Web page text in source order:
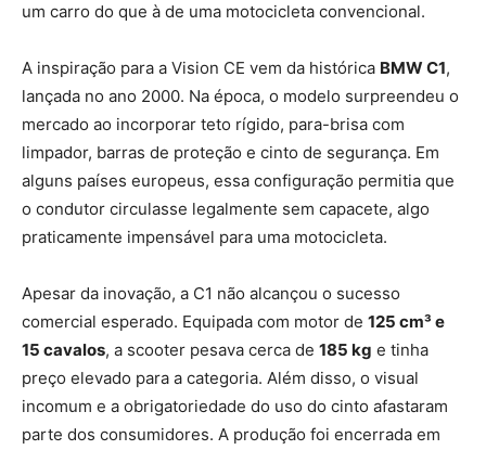
um carro do que à de uma motocicleta convencional.
A inspiração para a Vision CE vem da histórica BMW C1,
lançada no ano 2000. Na época, o modelo surpreendeu o
mercado ao incorporar teto rígido, para-brisa com
limpador, barras de proteção e cinto de segurança. Em
alguns países europeus, essa configuração permitia que
o condutor circulasse legalmente sem capacete, algo
praticamente impensável para uma motocicleta.
Apesar da inovação, a C1 não alcançou o sucesso
comercial esperado. Equipada com motor de 125 cm³ e
15 cavalos, a scooter pesava cerca de 185 kg e tinha
preço elevado para a categoria. Além disso, o visual
incomum e a obrigatoriedade do uso do cinto afastaram
parte dos consumidores. A produção foi encerrada em